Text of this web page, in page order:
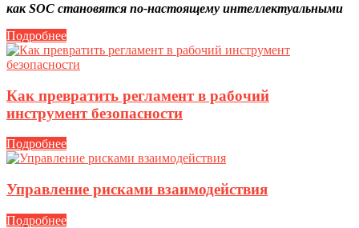
как SOC становятся по-настоящему интеллектуальными
Подробнее
Как превратить регламент в рабочий
инструмент безопасности
Подробнее
Управление рисками взаимодействия
Подробнее